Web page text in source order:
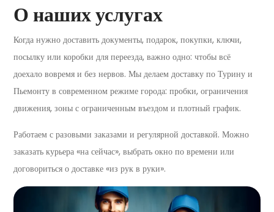
О наших услугах
Когда нужно доставить документы, подарок, покупки, ключи,
посылку или коробки для переезда, важно одно: чтобы всё
доехало вовремя и без нервов. Мы делаем доставку по Турину и
Пьемонту в современном режиме города: пробки, ограничения
движения, зоны с ограниченным въездом и плотный график.
Работаем с разовыми заказами и регулярной доставкой. Можно
заказать курьера «на сейчас», выбрать окно по времени или
договориться о доставке «из рук в руки».